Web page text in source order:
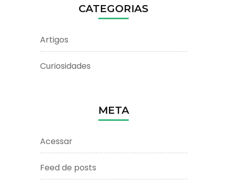
CATEGORIAS
Artigos
Curiosidades
META
Acessar
Feed de posts